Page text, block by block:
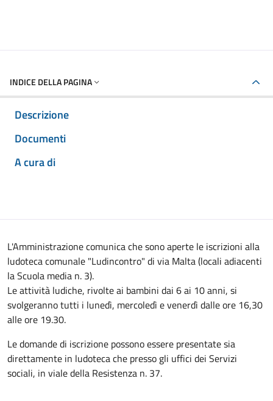
INDICE DELLA PAGINA
Descrizione
Documenti
A cura di
L'Amministrazione comunica che sono aperte le iscrizioni alla
ludoteca comunale "Ludincontro" di via Malta (locali adiacenti
la Scuola media n. 3).
Le attività ludiche, rivolte ai bambini dai 6 ai 10 anni, si
svolgeranno tutti i lunedì, mercoledì e venerdì dalle ore 16,30
alle ore 19.30.
Le domande di iscrizione possono essere presentate sia
direttamente in ludoteca che presso gli uffici dei Servizi
sociali, in viale della Resistenza n. 37.